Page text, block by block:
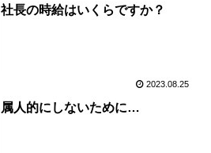
社長の時給はいくらですか？
2023.08.25
属人的にしないために…